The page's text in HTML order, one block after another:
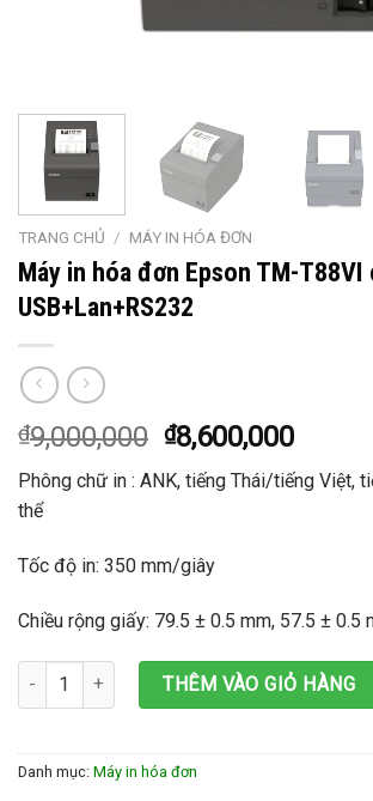
TRANG CHỦ / MÁY IN HÓA ĐƠN
Máy in hóa đơn Epson TM-T88VI
USB+Lan+RS232
₫9,000,000 ₫8,600,000
Phông chữ in : ANK, tiếng Thái/tiếng Việt,
thể
Tốc độ in: 350 mm/giây
Chiều rộng giấy: 79.5 ± 0.5 mm, 57.5 ± 0.5
Máy in hóa đơn Epson TM-T88VI cổng
THÊM VÀO GIỎ HÀNG
Danh mục: Máy in hóa đơn